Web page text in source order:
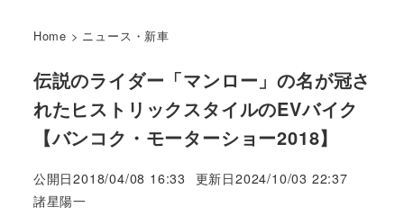
Home > ニュース・新車
伝説のライダー「マンロー」の名が冠さ
れたヒストリックスタイルのEVバイク
【バンコク・モーターショー2018】
公開日2018/04/08 16:33 更新日2024/10/03 22:37
著
諸星陽一